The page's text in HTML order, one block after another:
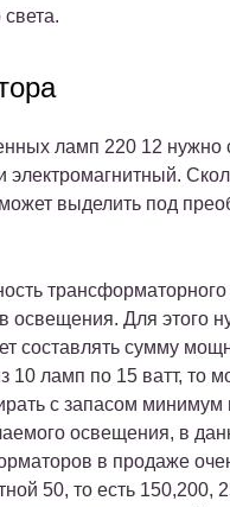
ламп 220 12 нужно
электромагнитный.
выделить под
Для этого
составлять сумму
10 ламп по 15 ватт, то
с запасом минимум
освещения, в
в продаже
50, то есть 150,200,